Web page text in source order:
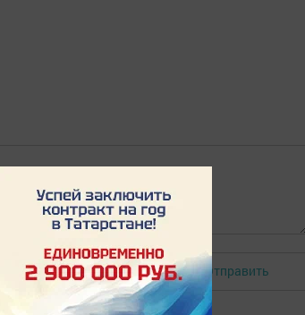
Авторизоваться Отправить